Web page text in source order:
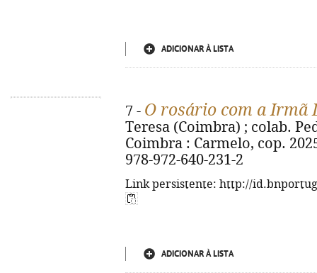
ADICIONAR À LISTA
7 - O rosário com a Irmã
Teresa (Coimbra) ; colab.
Coimbra : Carmelo, cop.
978-972-640-231-2
Link persistente: http://
ADICIONAR À LISTA